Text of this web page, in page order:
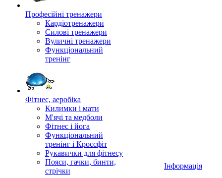
Професійні тренажери
Кардіотренажери
Силові тренажери
Вуличні тренажери
Функціональний
тренінг
Фітнес, аеробіка
Килимки і мати
М'ячі та медболи
Фітнес і йога
Функціональний
тренінг і Кроссфіт
Рукавички для фітнесу
Пояси, гачки, бинти,
стрічки
Інформація